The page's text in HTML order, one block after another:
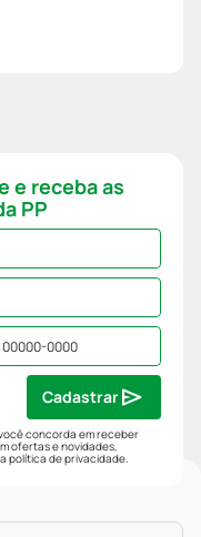
e receba as
PP
concorda em receber
ofertas e novidades,
política de privacidade.
Cadastrar